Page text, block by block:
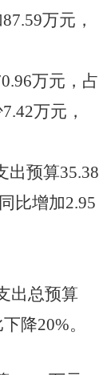
万元，
万元，占
万元，
出预算35.38
比增加2.95
出总预算
降20%。